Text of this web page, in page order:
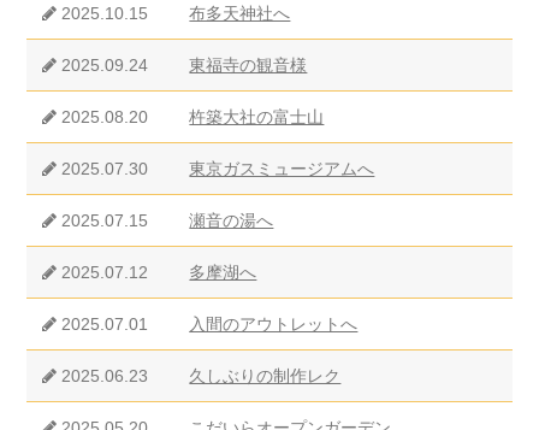
2025.10.15 布多天神社へ
2025.09.24 東福寺の観音様
2025.08.20 杵築大社の富士山
2025.07.30 東京ガスミュージアムへ
2025.07.15 瀬音の湯へ
2025.07.12 多摩湖へ
2025.07.01 入間のアウトレットへ
2025.06.23 久しぶりの制作レク